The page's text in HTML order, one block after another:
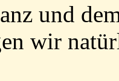
und
wir